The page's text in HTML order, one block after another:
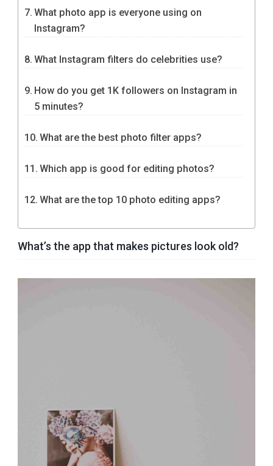
What photo app is everyone using on
Instagram?
What Instagram filters do celebrities use?
How do you get 1K followers on Instagram in
5 minutes?
What are the best photo filter apps?
Which app is good for editing photos?
What are the top 10 photo editing apps?
What’s the app that makes pictures look old?